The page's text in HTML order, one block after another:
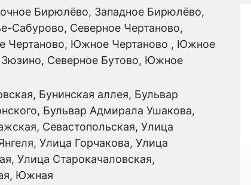
Бирюлёво, Западное Бирюлёво,
Сабурово, Северное Чертаново,
Чертаново, Южное Чертаново , Южное
Зюзино, Северное Бутово, Южное
Бунинская аллея, Бульвар
Бульвар Адмирала Ушакова,
Севастопольская, Улица
Улица Горчакова, Улица
Улица Старокачаловская,
Южная